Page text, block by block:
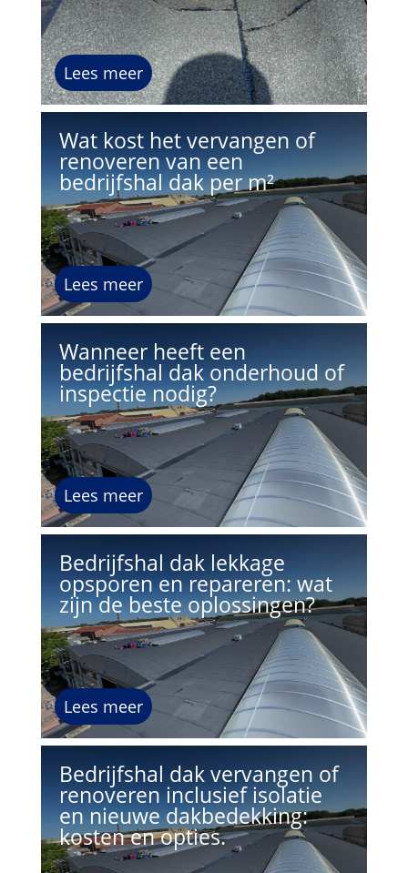
Lees meer
Wat kost het vervangen of
renoveren van een
bedrijfshal dak per m²
Lees meer
Wanneer heeft een
bedrijfshal dak onderhoud of
inspectie nodig?
Lees meer
Bedrijfshal dak lekkage
opsporen en repareren: wat
zijn de beste oplossingen?
Lees meer
Bedrijfshal dak vervangen of
renoveren inclusief isolatie
en nieuwe dakbedekking:
kosten en opties.